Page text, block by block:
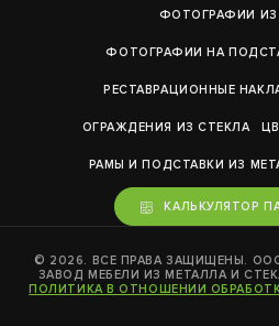
ФОТОГРАФИИ ИЗ
ФОТОГРАФИИ НА
РЕСТАВРАЦИОННЫЕ
ОГРАЖДЕНИЯ ИЗ СТЕКЛА
РАМЫ И ПОДСТАВКИ ИЗ
КАЛЬКУЛЯТОР
© 2026. ВСЕ ПРАВА ЗАЩИЩЕНЫ.
ЗАВОД МЕБЕЛИ ИЗ МЕТАЛЛА И
ПОЛИТИКА В ОТНОШЕНИИ